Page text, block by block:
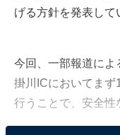
げる方針を発表して
今回、一部報道によ
掛川ICにおいてまず
行うことで、安全性